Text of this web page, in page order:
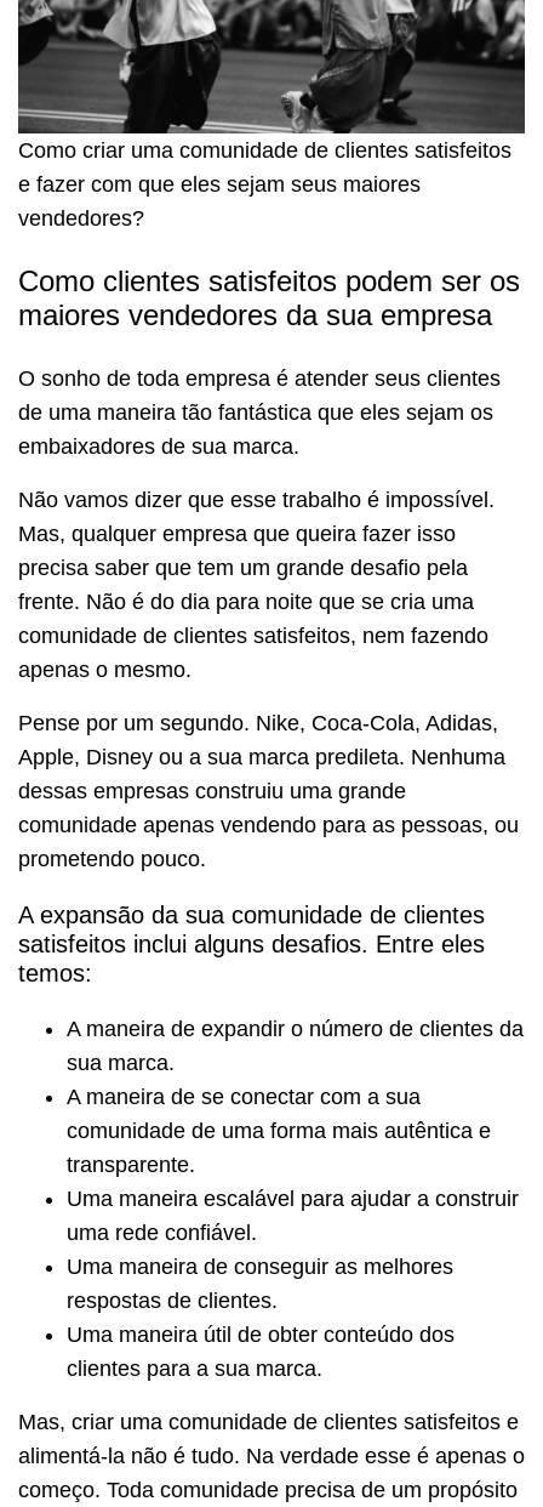
Como criar uma comunidade de clientes satisfeitos
e fazer com que eles sejam seus maiores
vendedores?
Como clientes satisfeitos podem ser os
maiores vendedores da sua empresa
O sonho de toda empresa é atender seus clientes
de uma maneira tão fantástica que eles sejam os
embaixadores de sua marca.
Não vamos dizer que esse trabalho é impossível.
Mas, qualquer empresa que queira fazer isso
precisa saber que tem um grande desafio pela
frente. Não é do dia para noite que se cria uma
comunidade de clientes satisfeitos, nem fazendo
apenas o mesmo.
Pense por um segundo. Nike, Coca-Cola, Adidas,
Apple, Disney ou a sua marca predileta. Nenhuma
dessas empresas construiu uma grande
comunidade apenas vendendo para as pessoas, ou
prometendo pouco.
A expansão da sua comunidade de clientes
satisfeitos inclui alguns desafios. Entre eles
temos:
A maneira de expandir o número de clientes da
sua marca.
A maneira de se conectar com a sua
comunidade de uma forma mais autêntica e
transparente.
Uma maneira escalável para ajudar a construir
uma rede confiável.
Uma maneira de conseguir as melhores
respostas de clientes.
Uma maneira útil de obter conteúdo dos
clientes para a sua marca.
Mas, criar uma comunidade de clientes satisfeitos e
alimentá-la não é tudo. Na verdade esse é apenas o
começo. Toda comunidade precisa de um propósito